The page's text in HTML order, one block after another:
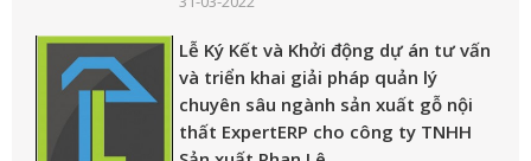
Lễ Ký Kết và Khởi động dự án tư vấn
và triển khai giải pháp quản lý
chuyên sâu ngành sản xuất gỗ nội
thất ExpertERP cho công ty TNHH